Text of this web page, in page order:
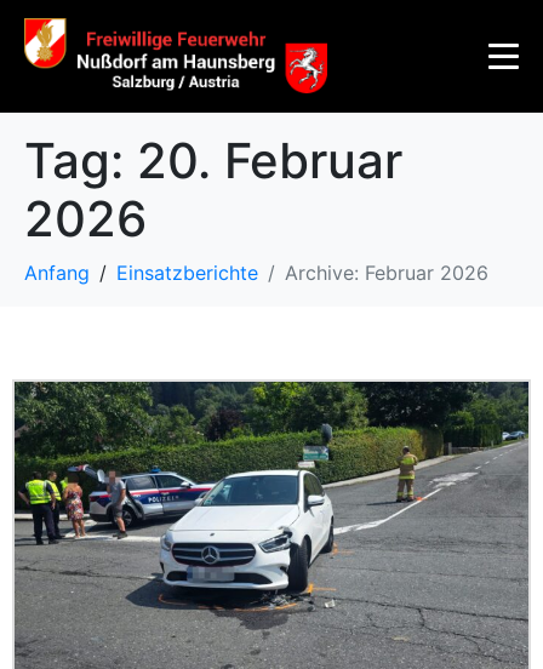
Tag: 20. Februar
2026
Anfang Einsatzberichte Archive: Februar 2026